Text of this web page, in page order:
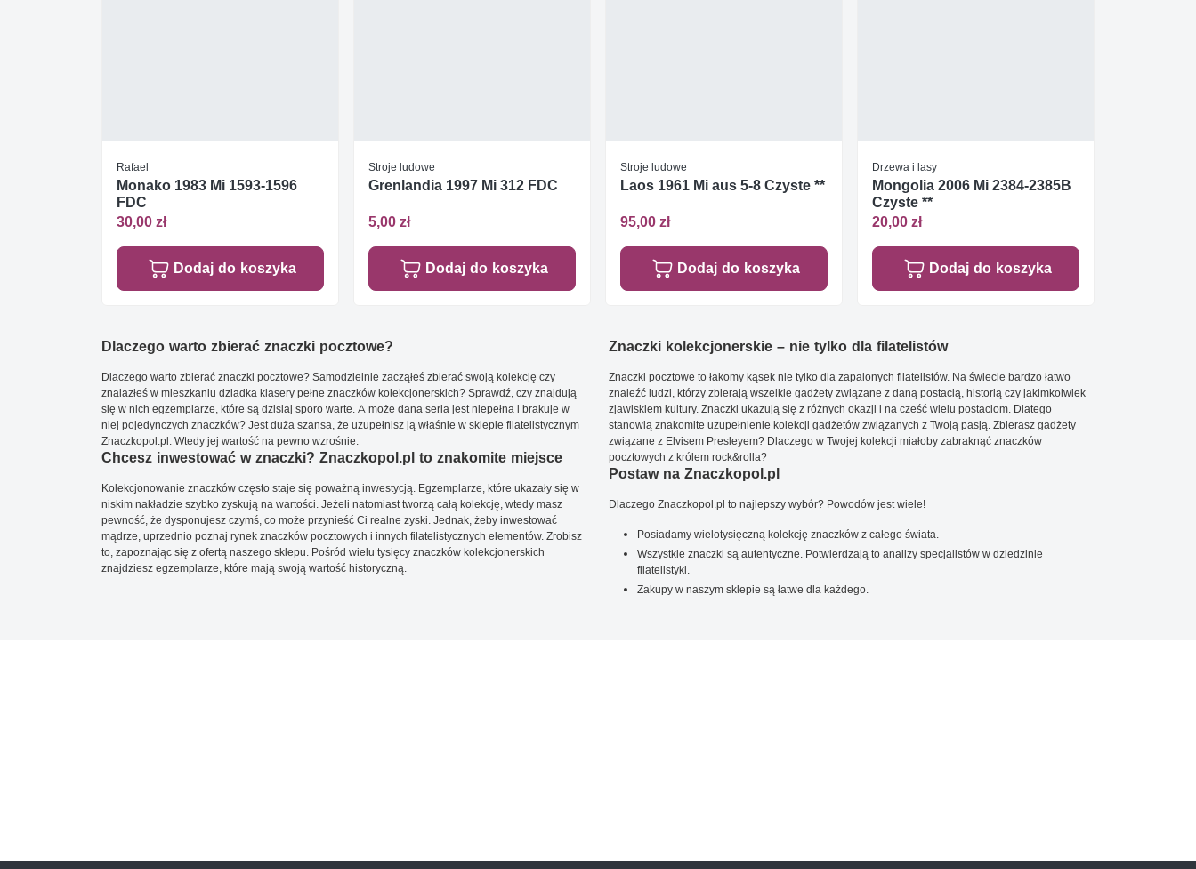
Rafael
Monako 1983 Mi 1593-1596
FDC
30,00 zł
Dodaj do koszyka
Stroje ludowe
Grenlandia 1997 Mi 312 FDC
5,00 zł
Dodaj do koszyka
Stroje ludowe
Laos 1961 Mi aus 5-8 Czyste **
95,00 zł
Dodaj do koszyka
Drzewa i lasy
Mongolia 2006 Mi 2384-2385B
Czyste **
20,00 zł
Dodaj do koszyka
Dlaczego warto zbierać znaczki pocztowe?
Dlaczego warto zbierać znaczki pocztowe? Samodzielnie zacząłeś zbierać swoją kolekcję czy
znalazłeś w mieszkaniu dziadka klasery pełne znaczków kolekcjonerskich? Sprawdź, czy znajdują
się w nich egzemplarze, które są dzisiaj sporo warte. A może dana seria jest niepełna i brakuje w
niej pojedynczych znaczków? Jest duża szansa, że uzupełnisz ją właśnie w sklepie filatelistycznym
Znaczkopol.pl. Wtedy jej wartość na pewno wzrośnie.
Chcesz inwestować w znaczki? Znaczkopol.pl to znakomite miejsce
Kolekcjonowanie znaczków często staje się poważną inwestycją. Egzemplarze, które ukazały się w
niskim nakładzie szybko zyskują na wartości. Jeżeli natomiast tworzą całą kolekcję, wtedy masz
pewność, że dysponujesz czymś, co może przynieść Ci realne zyski. Jednak, żeby inwestować
mądrze, uprzednio poznaj rynek znaczków pocztowych i innych filatelistycznych elementów. Zrobisz
to, zapoznając się z ofertą naszego sklepu. Pośród wielu tysięcy znaczków kolekcjonerskich
znajdziesz egzemplarze, które mają swoją wartość historyczną.
Znaczki kolekcjonerskie – nie tylko dla filatelistów
Znaczki pocztowe to łakomy kąsek nie tylko dla zapalonych filatelistów. Na świecie bardzo łatwo
znaleźć ludzi, którzy zbierają wszelkie gadżety związane z daną postacią, historią czy jakimkolwiek
zjawiskiem kultury. Znaczki ukazują się z różnych okazji i na cześć wielu postaciom. Dlatego
stanowią znakomite uzupełnienie kolekcji gadżetów związanych z Twoją pasją. Zbierasz gadżety
związane z Elvisem Presleyem? Dlaczego w Twojej kolekcji miałoby zabraknąć znaczków
pocztowych z królem rock&rolla?
Postaw na Znaczkopol.pl
Dlaczego Znaczkopol.pl to najlepszy wybór? Powodów jest wiele!
Posiadamy wielotysięczną kolekcję znaczków z całego świata.
Wszystkie znaczki są autentyczne. Potwierdzają to analizy specjalistów w dziedzinie
filatelistyki.
Zakupy w naszym sklepie są łatwe dla każdego.